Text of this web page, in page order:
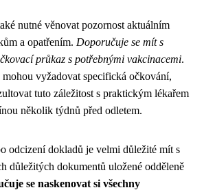
nutné věnovat pozornost aktuálním
a opatřením. Doporučuje se mít s
průkaz s potřebnými vakcinacemi.
vyžadovat specifická očkování,
tuto záležitost s praktickým lékařem
několik týdnů před odletem.
odcizení dokladů je velmi důležité mít s
důležitých dokumentů uložené odděleně
se naskenovat si všechny